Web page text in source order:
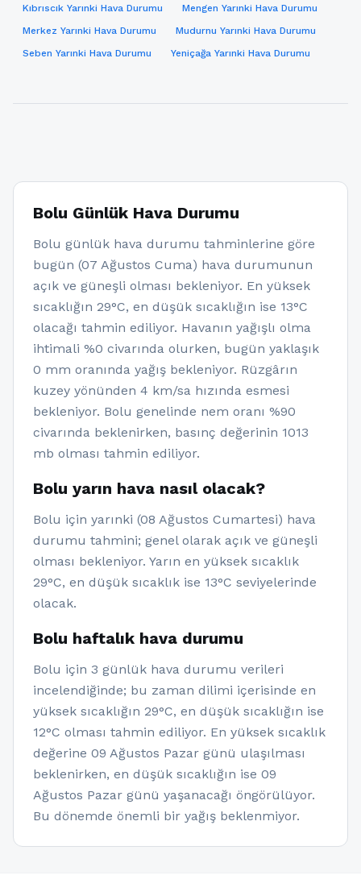
Kıbrıscık Yarınki Hava Durumu
Mengen Yarınki Hava Durumu
Merkez Yarınki Hava Durumu
Mudurnu Yarınki Hava Durumu
Seben Yarınki Hava Durumu
Yeniçağa Yarınki Hava Durumu
Bolu Günlük Hava Durumu
Bolu günlük hava durumu tahminlerine göre
bugün (07 Ağustos Cuma) hava durumunun
açık ve güneşli olması bekleniyor. En yüksek
sıcaklığın 29°C, en düşük sıcaklığın ise 13°C
olacağı tahmin ediliyor. Havanın yağışlı olma
ihtimali %0 civarında olurken, bugün yaklaşık
0 mm oranında yağış bekleniyor. Rüzgârın
kuzey yönünden 4 km/sa hızında esmesi
bekleniyor. Bolu genelinde nem oranı %90
civarında beklenirken, basınç değerinin 1013
mb olması tahmin ediliyor.
Bolu yarın hava nasıl olacak?
Bolu için yarınki (08 Ağustos Cumartesi) hava
durumu tahmini; genel olarak açık ve güneşli
olması bekleniyor. Yarın en yüksek sıcaklık
29°C, en düşük sıcaklık ise 13°C seviyelerinde
olacak.
Bolu haftalık hava durumu
Bolu için 3 günlük hava durumu verileri
incelendiğinde; bu zaman dilimi içerisinde en
yüksek sıcaklığın 29°C, en düşük sıcaklığın ise
12°C olması tahmin ediliyor. En yüksek sıcaklık
değerine 09 Ağustos Pazar günü ulaşılması
beklenirken, en düşük sıcaklığın ise 09
Ağustos Pazar günü yaşanacağı öngörülüyor.
Bu dönemde önemli bir yağış beklenmiyor.